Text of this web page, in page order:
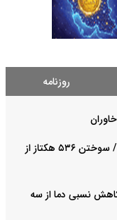
روزنامه
آخرین آمار از آسیب های وارد آمده بر میانکاله / سوختن ۵۳۶ هکتاز از
فردا دوشنبه ۱۹ مرداد / کاهش نسبی دما از سه